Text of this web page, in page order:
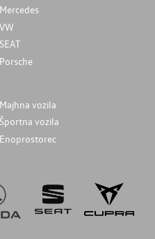
Mercedes
VW
SEAT
Porsche
Majhna vozila
Športna vozila
Enoprostorec